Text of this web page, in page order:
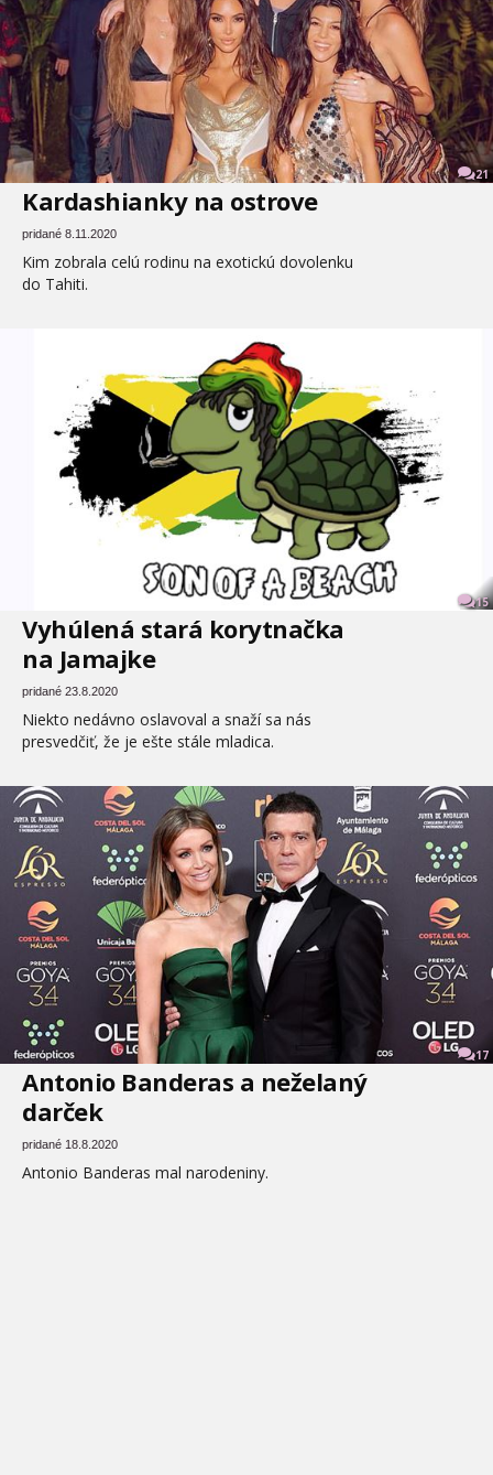
21
Kardashianky na ostrove
pridané 8.11.2020
Kim zobrala celú rodinu na exotickú dovolenku
do Tahiti.
15
Vyhúlená stará korytnačka
na Jamajke
pridané 23.8.2020
Niekto nedávno oslavoval a snaží sa nás
presvedčiť, že je ešte stále mladica.
17
Antonio Banderas a neželaný
darček
pridané 18.8.2020
Antonio Banderas mal narodeniny.